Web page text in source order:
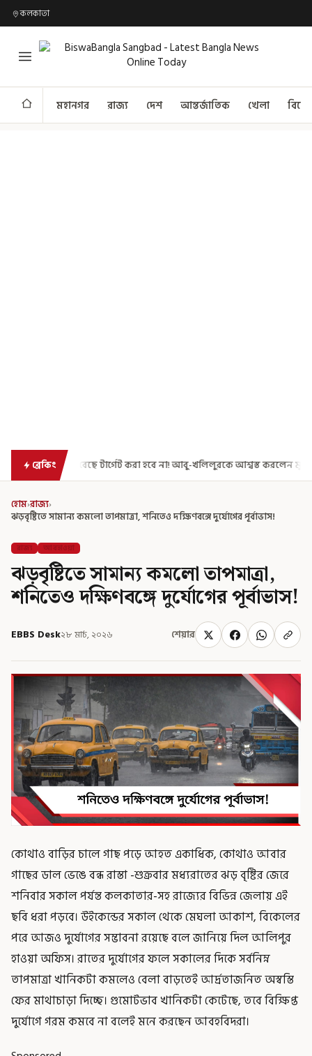
কলকাতা
মহানগর রাজ্য দেশ আন্তর্জাতিক খেলা
ব্রেকিং
করা হবে না! আবু-খলিলুরকে আশ্বস্ত করলেন মুখ্যমন্ত্রী এগিয়ে গেল
হোম›রাজ্য›
ঝড়বৃষ্টিতে সামান্য কমলো তাপমাত্রা, শনিতেও দক্ষিণবঙ্গে দুর্যোগের পূর্বাভাস!
রাজ্য আবহাওয়া
ঝড়বৃষ্টিতে সামান্য কমলো তাপমাত্রা,
শনিতেও দক্ষিণবঙ্গে দুর্যোগের পূর্বাভাস!
EBBS Desk২৮ মার্চ, ২০২৬ শেয়ার
কোথাও বাড়ির চালে গাছ পড়ে আহত একাধিক, কোথাও আবার
গাছের ডাল ভেঙে বন্ধ রাস্তা -শুক্রবার মধ্যরাতের ঝড় বৃষ্টির জেরে
শনিবার সকাল পর্যন্ত কলকাতার-সহ রাজ্যের বিভিন্ন জেলায় এই
ছবি ধরা পড়বে। উইকেন্ডের সকাল থেকে মেঘলা আকাশ, বিকেলের
পরে আজও দুর্যোগের সম্ভাবনা রয়েছে বলে জানিয়ে দিল আলিপুর
হাওয়া অফিস। রাতের দুর্যোগের ফলে সকালের দিকে সর্বনিম্ন
তাপমাত্রা খানিকটা কমলেও বেলা বাড়তেই আর্দ্রতাজনিত অস্বস্তি
ফের মাথাচাড়া দিচ্ছে। গুমোটভাব খানিকটা কেটেছে, তবে বিক্ষিপ্ত
দুর্যোগে গরম কমবে না বলেই মনে করছেন আবহবিদরা।